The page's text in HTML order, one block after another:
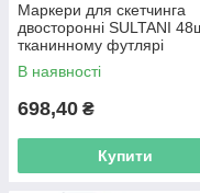
Маркери для скетчинга
двосторонні SULTANI
тканинному футлярі
В наявності
698,40 ₴
Купити